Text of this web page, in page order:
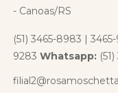
- Canoas/RS
(51) 3465-8983 |
9283 Whatsapp: